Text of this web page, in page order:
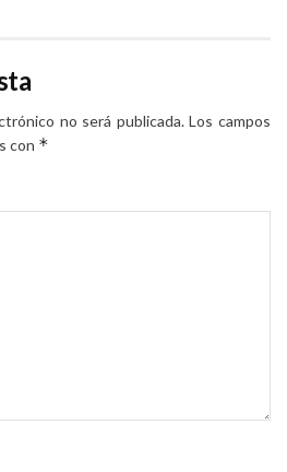
no será publicada. Los campos
con *